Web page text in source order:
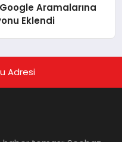
Aramalarına
Eklendi
Adresi